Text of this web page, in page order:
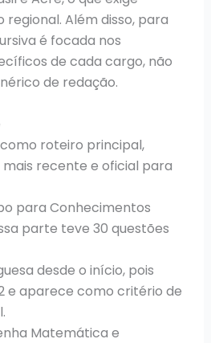
Além disso, para
é focada nos
de cada cargo, não
de redação.
roteiro principal,
recente e oficial para
para Conhecimentos
parte teve 30 questões
desde o início, pois
e aparece como critério de
Matemática e